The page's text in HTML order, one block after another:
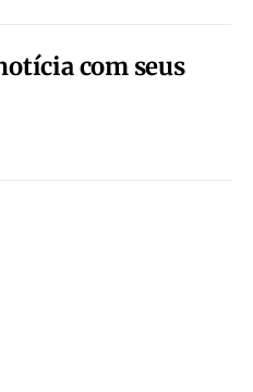
com seus